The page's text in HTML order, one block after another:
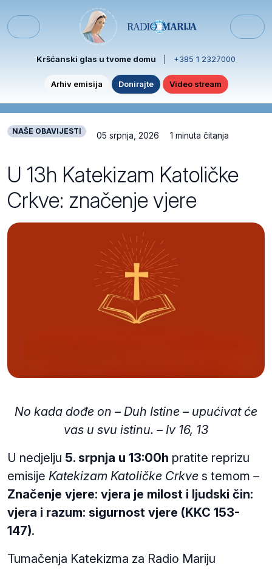
Menu
Kršćanski glas u tvome domu +385 1 2327000
Arhiv emisija Donirajte Video stream
NAŠE OBAVIJESTI 05 srpnja, 2026 1 minuta čitanja
U 13h Katekizam Katoličke
Crkve: značenje vjere
No kada dođe on – Duh Istine – upućivat će
vas u svu istinu. – Iv 16, 13
U nedjelju 5. srpnja u 13:00h pratite reprizu
emisije Katekizam Katoličke Crkve s temom –
Značenje vjere: vjera je milost i ljudski čin:
vjera i razum: sigurnost vjere (KKC 153-
147).
Tumačenja Katekizma za Radio Mariju